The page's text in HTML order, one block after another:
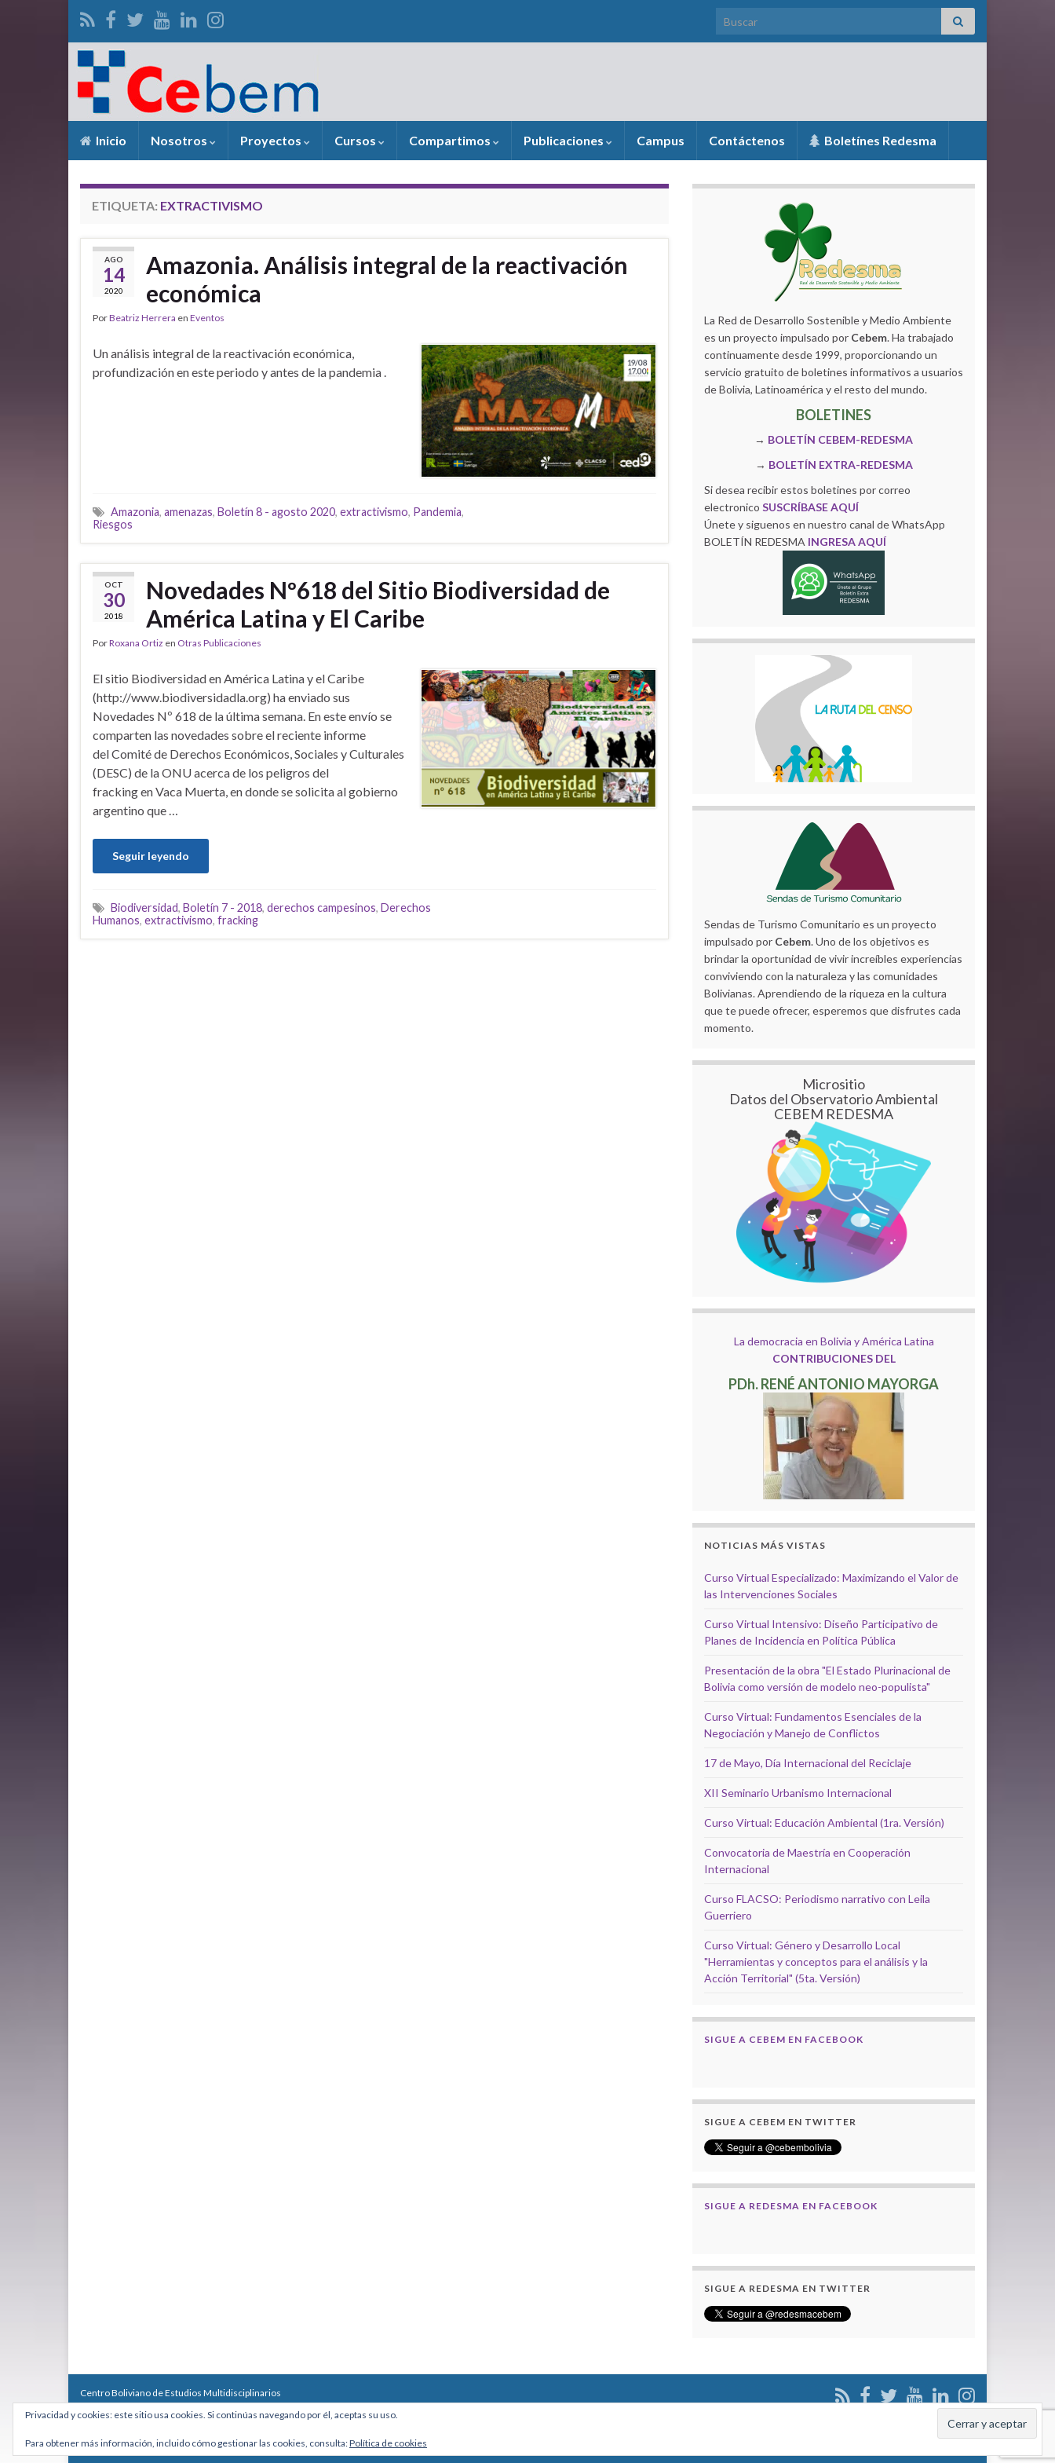
Search for:
Inicio Nosotros Proyectos Cursos Compartimos Publicaciones Campus Contáctenos Boletínes Redesma
ETIQUETA: EXTRACTIVISMO
AGO
14
2020
Amazonia. Análisis integral de la reactivación
económica
PorBeatriz Herrera en Eventos
Un análisis integral de la reactivación económica,
profundización en este periodo y antes de la pandemia .
Amazonia, amenazas, Boletín 8 - agosto 2020, extractivismo, Pandemia,
Riesgos
OCT
30
2018
Novedades Nº618 del Sitio Biodiversidad de
América Latina y El Caribe
PorRoxana Ortiz en Otras Publicaciones
El sitio Biodiversidad en América Latina y el Caribe
(http://www.biodiversidadla.org) ha enviado sus
Novedades Nº 618 de la última semana. En este envío se
comparten las novedades sobre el reciente informe
del Comité de Derechos Económicos, Sociales y Culturales
(DESC) de la ONU acerca de los peligros del
fracking en Vaca Muerta, en donde se solicita al gobierno
argentino que …
Seguir leyendo
Biodiversidad, Boletín 7 - 2018, derechos campesinos, Derechos
Humanos, extractivismo, fracking
La Red de Desarrollo Sostenible y Medio Ambiente
es un proyecto impulsado por Cebem. Ha trabajado
continuamente desde 1999, proporcionando un
servicio gratuito de boletines informativos a usuarios
de Bolivia, Latinoamérica y el resto del mundo.
BOLETINES
→ BOLETÍN CEBEM-REDESMA
→ BOLETÍN EXTRA-REDESMA
Si desea recibir estos boletines por correo
electronico SUSCRÍBASE AQUÍ
Únete y siguenos en nuestro canal de WhatsApp
BOLETÍN REDESMA INGRESA AQUÍ
Sendas de Turismo Comunitario es un proyecto
impulsado por Cebem. Uno de los objetivos es
brindar la oportunidad de vivir increíbles experiencias
conviviendo con la naturaleza y las comunidades
Bolivianas. Aprendiendo de la riqueza en la cultura
que te puede ofrecer, esperemos que disfrutes cada
momento.
Micrositio
Datos del Observatorio Ambiental
CEBEM REDESMA
La democracia en Bolivia y América Latina
CONTRIBUCIONES DEL
PDh. RENÉ ANTONIO MAYORGA
NOTICIAS MÁS VISTAS
Curso Virtual Especializado: Maximizando el Valor de
las Intervenciones Sociales
Curso Virtual Intensivo: Diseño Participativo de
Planes de Incidencia en Política Pública
Presentación de la obra "El Estado Plurinacional de
Bolivia como versión de modelo neo-populista"
Curso Virtual: Fundamentos Esenciales de la
Negociación y Manejo de Conflictos
17 de Mayo, Día Internacional del Reciclaje
XII Seminario Urbanismo Internacional
Curso Virtual: Educación Ambiental (1ra. Versión)
Convocatoria de Maestría en Cooperación
Internacional
Curso FLACSO: Periodismo narrativo con Leila
Guerriero
Curso Virtual: Género y Desarrollo Local
"Herramientas y conceptos para el análisis y la
Acción Territorial" (5ta. Versión)
SIGUE A CEBEM EN FACEBOOK
SIGUE A CEBEM EN TWITTER
SIGUE A REDESMA EN FACEBOOK
SIGUE A REDESMA EN TWITTER
Centro Boliviano de Estudios Multidisciplinarios
Calle Macario Pinilla # 2588 esq. Av. Arce, Edificio Arcadia, Mezzanine, Of. 101 - La Paz, Bolivia
Teléfono: +591 2431818 - Celular: +591 73027636
Hecho con
por Graphene Themes.
Privacidad y cookies: este sitio usa cookies. Si continúas navegando por él, aceptas su uso.
Para obtener más información, incluido cómo gestionar las cookies, consulta:Política de cookies